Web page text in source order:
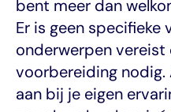
bent meer dan
Er is geen specifieke
onderwerpen vereist
voorbereiding nodig.
aan bij je eigen